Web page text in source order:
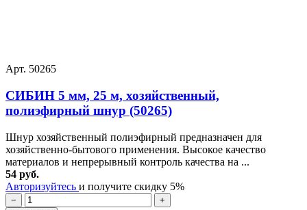
Арт. 50265
СИБИН 5 мм, 25 м, хозяйственный,
полиэфирный шнур (50265)
Шнур хозяйственный полиэфирный предназначен для
хозяйственно-бытового применения. Высокое качество
материалов и непрерывный контроль качества на ...
54 руб.
Авторизуйтесь и получите скидку 5%
−
+